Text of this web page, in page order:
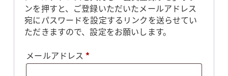
ンを押すと、ご登録いただいたメールアドレス
宛にパスワードを設定するリンクを送らせてい
ただきますので、設定をお願いします。
メールアドレス *必